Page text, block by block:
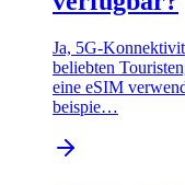
Ja, 5G-
beliebten
eine eSIM
beispie…